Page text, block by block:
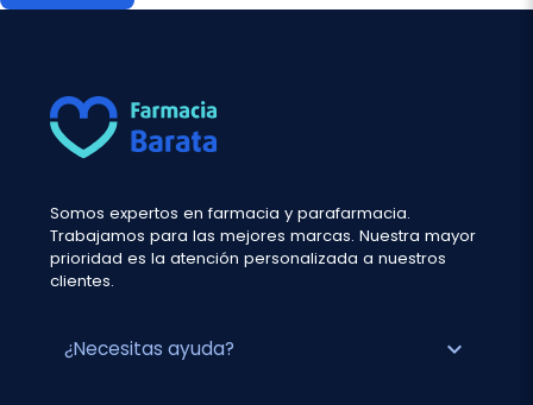
Somos expertos en farmacia y parafarmacia.
Trabajamos para las mejores marcas. Nuestra mayor
prioridad es la atención personalizada a nuestros
clientes.
¿Necesitas ayuda? expand_more